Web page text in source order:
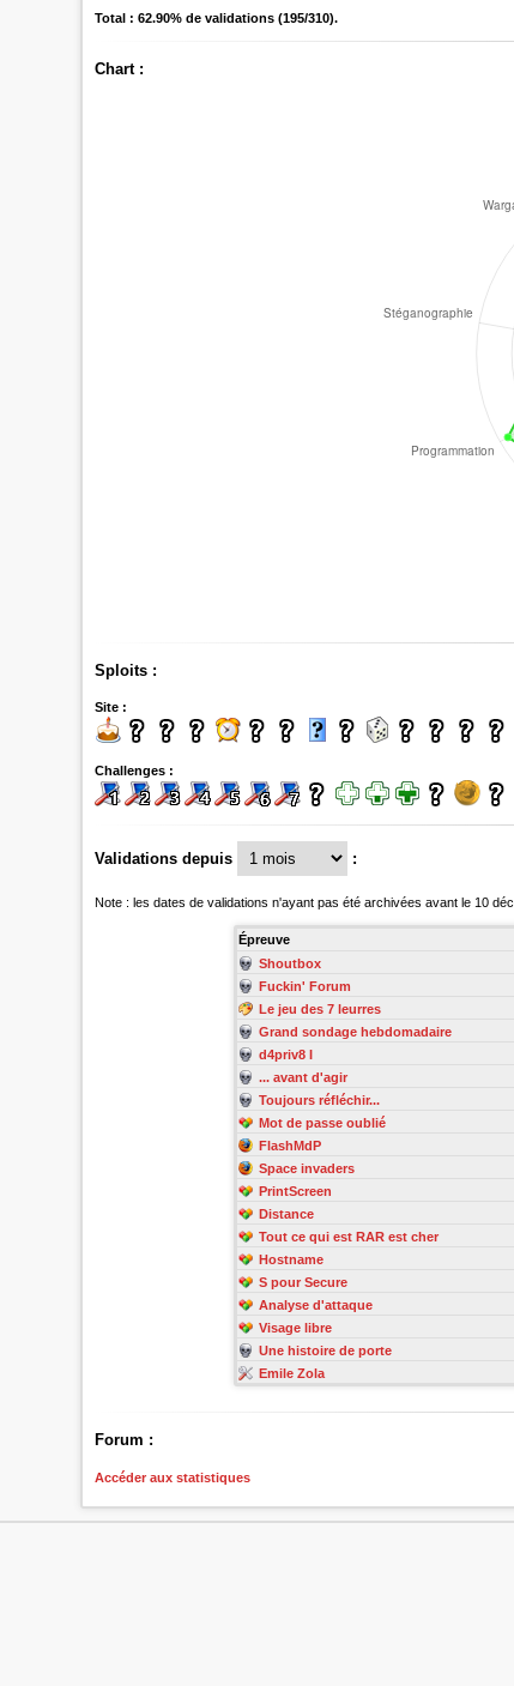
Total : 62.90% de validations (195/310).
Chart :
Sploits :
Site :
Challenges :
Validations depuis :
Note : les dates de validations n'ayant pas été archivées avant le 10
Épreuve
Shoutbox
Fuckin' Forum
Le jeu des 7 leurres
Grand sondage hebdomadaire
d4priv8 I
... avant d'agir
Toujours réfléchir...
Mot de passe oublié
FlashMdP
Space invaders
PrintScreen
Distance
Tout ce qui est RAR est cher
Hostname
S pour Secure
Analyse d'attaque
Visage libre
Une histoire de porte
Emile Zola
Forum :
Accéder aux statistiques